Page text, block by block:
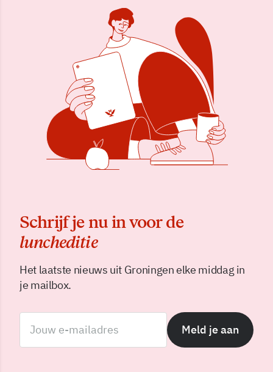
Schrijf je nu in voor de
luncheditie
Het laatste nieuws uit Groningen elke middag in
je mailbox.
Meld je aan